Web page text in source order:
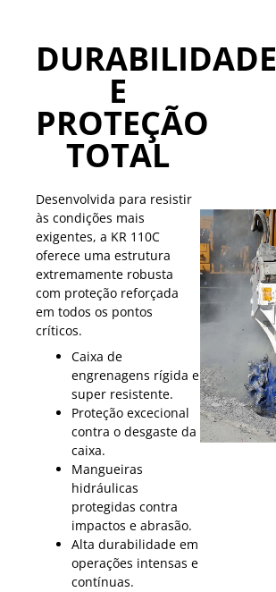
DURABILIDADE
E
PROTEÇÃO
TOTAL
Desenvolvida para resistir
às condições mais
exigentes, a KR 110C
oferece uma estrutura
extremamente robusta
com proteção reforçada
em todos os pontos
críticos.
Caixa de
engrenagens rígida e
super resistente.
Proteção excecional
contra o desgaste da
caixa.
Mangueiras
hidráulicas
protegidas contra
impactos e abrasão.
Alta durabilidade em
operações intensas e
contínuas.